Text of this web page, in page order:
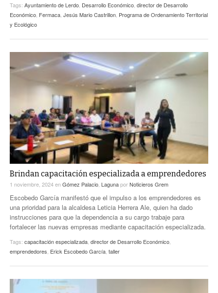
Tags: Ayuntamiento de Lerdo Desarrollo Económico director de Desarrollo
Económico Fermaca Jesús Mario Castrillon Programa de Ordenamiento Territorial
y Ecológico
Brindan capacitación especializada a emprendedores
1 noviembre, 2024enGómez Palacio, LagunaporNoticieros Grem
Escobedo García manifestó que el impulso a los emprendedores es
una prioridad para la alcaldesa Leticia Herrera Ale, quien ha dado
instrucciones para que la dependencia a su cargo trabaje para
fortalecer las nuevas empresas mediante capacitación especializada.
Tags: capacitación especializada, director de Desarrollo Económico,
emprendedores, Erick Escobedo García, taller